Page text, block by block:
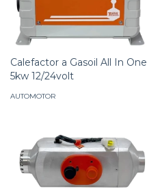
Calefactor a Gasoil All In One
5kw 12/24volt
AUTOMOTOR